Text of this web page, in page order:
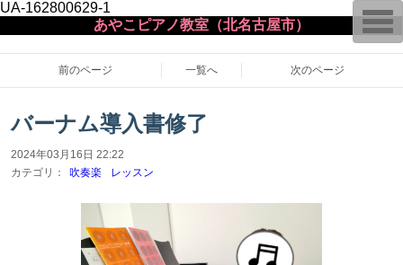
UA-162800629-1
あやこピアノ教室（北名古屋市）
前のページ 一覧へ 次のページ
バーナム導入書修了
2024年03月16日 22:22
カテゴリ：
吹奏楽 レッスン
T
o
g
g